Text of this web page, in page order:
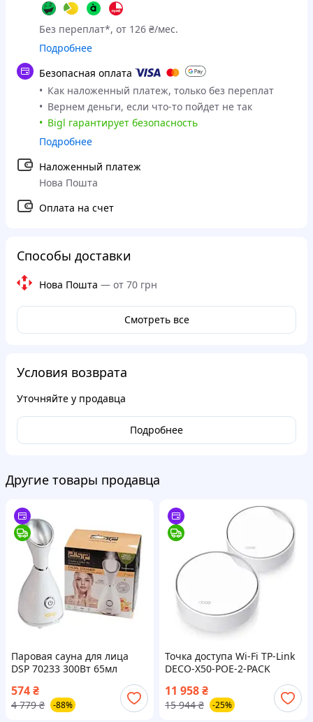
Без переплат*, от 126 ₴/мес.
Подробнее
Безопасная оплата
Как наложенный платеж, только без переплат
Вернем деньги, если что-то пойдет не так
Bigl гарантирует безопасность
Подробнее
Наложенный платеж
Нова Пошта
Оплата на счет
Способы доставки
Нова Пошта — от 70 грн
Смотреть все
Условия возврата
Уточняйте у продавца
Подробнее
Другие товары продавца
Паровая сауна для лица
DSР 70233 300Вт 65мл
покупка шоп.
574₴
4 779 ₴ -88%
Точка доступа Wi-Fi TP-Link
DECO-X50-POE-2-PACK
11 958₴
15 944 ₴ -25%